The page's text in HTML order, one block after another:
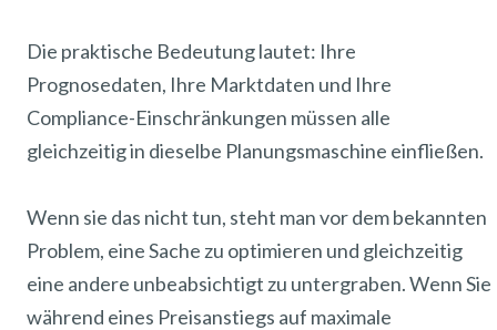
Die praktische Bedeutung lautet: Ihre
Prognosedaten, Ihre Marktdaten und Ihre
Compliance-Einschränkungen müssen alle
gleichzeitig in dieselbe Planungsmaschine einfließen.
Wenn sie das nicht tun, steht man vor dem bekannten
Problem, eine Sache zu optimieren und gleichzeitig
eine andere unbeabsichtigt zu untergraben. Wenn Sie
während eines Preisanstiegs auf maximale